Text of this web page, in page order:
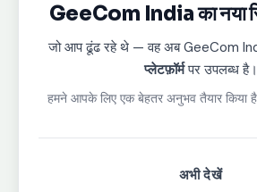
GeeCom India का नया
जो आप ढूंढ रहे थे — वह अब GeeCom
प्लेटफ़ॉर्मपर उपलब्ध है।
हमने आपके लिए एक बेहतर अनुभव तैयार किया
अभी देखें